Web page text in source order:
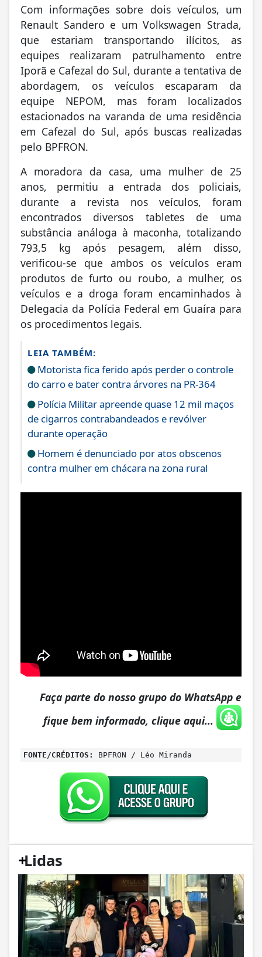
Com informações sobre dois veículos, um
Renault Sandero e um Volkswagen Strada,
que estariam transportando ilícitos, as
equipes realizaram patrulhamento entre
Iporã e Cafezal do Sul, durante a tentativa de
abordagem, os veículos escaparam da
equipe NEPOM, mas foram localizados
estacionados na varanda de uma residência
em Cafezal do Sul, após buscas realizadas
pelo BPFRON.
A moradora da casa, uma mulher de 25
anos, permitiu a entrada dos policiais,
durante a revista nos veículos, foram
encontrados diversos tabletes de uma
substância análoga à maconha, totalizando
793,5 kg após pesagem, além disso,
verificou-se que ambos os veículos eram
produtos de furto ou roubo, a mulher, os
veículos e a droga foram encaminhados à
Delegacia da Polícia Federal em Guaíra para
os procedimentos legais.
LEIA TAMBÉM:
Motorista fica ferido após perder o controle
do carro e bater contra árvores na PR-364
Polícia Militar apreende quase 12 mil maços
de cigarros contrabandeados e revólver
durante operação
Homem é denunciado por atos obscenos
contra mulher em chácara na zona rural
Faça parte do nosso grupo do WhatsApp e
fique bem informado, clique aqui...
FONTE/CRÉDITOS: BPFRON / Léo Miranda
+
Lidas